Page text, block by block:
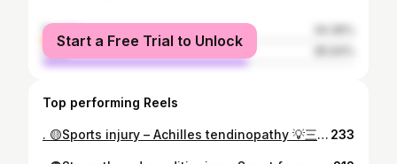
female
male
Start a Free Trial to Unlock
Top performing Reels
. 🟡Sports injury – Achilles tendinopathy 💡三個動作強化阿基里斯 . 預防及復康阿基里斯筋腱病變嘅關鍵 🔑小腿肌肉 - 腓腸肌，比目魚肌 . 其中比目魚肌經常被忽視 ⚠️支撐體重、下肢穩定性嘅關鍵肌肉 ‼️承托高達7倍體重 . 👇🏻試一試呢三個睇落簡單嘅小腿針對性訓練 1️⃣ Single leg Gastro raises 保持伸直膝關節，提高腳踭至最高，分4秒降落 - 8 下 3 組 . 2️⃣ Single leg Soleus raises 膝關節屈曲，針對比目魚肌，同上 . 3️⃣ Soleus Lunges 承托後腳，提高前腳腳踭，同上 . 🧭溫馨提示：一定要夠重！最多8-10下 . 大部份筋腱都受益於負重訓練 *️⃣增強筋腱韌性、改善纖維排列 . . 💡3 key exercises in preventing or rehabilitating Achilles tendinopathy . 🔑 Calf muscles - Gastro and Soleus . People are particularly ignoring Soleus ⚠️ indeed the major muscle supporting body weight up to 5-7 times!! . 👇🏻Try these to get your calves busted 🌟special thanks to @dereknkt for his strong calves (Not that easy as it looks..) . 1️⃣ Single leg Gastro raises Keep knee straight, raise up heel as high as you can, lower it down by 4s - 8 x 3sets . 2️⃣ Single leg Soleus raises Keep knee bent, soleus-braised . 3️⃣ Soleus Lunges Get the back leg supported, heel lift of the front leg . 🧭has to be heavy!!8-10 reps max . Most of our tendons like loading *️⃣ make it stronger, improve fibre orientation . . . #physio#hkphysio#freesio_arron#freeyourbody#hk#sportsinjury#achillestendon#tendonpain#heelpain#running#football#physiotherapist#evidencebasedpractice#heelraises#soleus#物理治療師#香港#運動創傷#阿基里斯筋腱#小腿痛#後掙痛#運動貼士#健康資訊#物理治療#比目魚肌 233